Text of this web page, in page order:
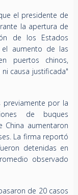
el presidente de
la apertura de
de los Estados
el aumento de las
puertos chinos,
causa justificada"
previamente por la
de buques
aumentaron
La firma reportó
detenidas en
observado
de 20 casos